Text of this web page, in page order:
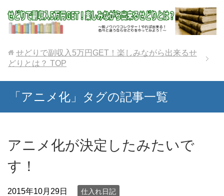
せどりで副収入5万円GET！楽しみながら出来るせ
どりとは？ TOP
「アニメ化」タグの記事一覧
アニメ化が決定したみたいで
す！
2015年10月29日 仕入れ日記